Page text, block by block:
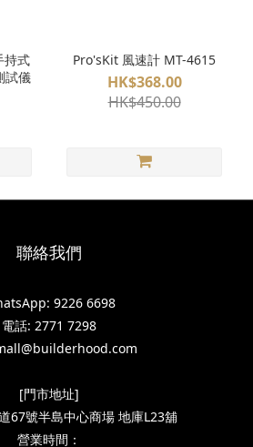
持式
試儀
Pro'sKit 風速計 MT-4615
HK$368.00
HK$450.00
聯絡我們
9226 6698
電話: 2771 7298
[門市地址]
67號半島中心商場 地庫L23舖
營業時間：